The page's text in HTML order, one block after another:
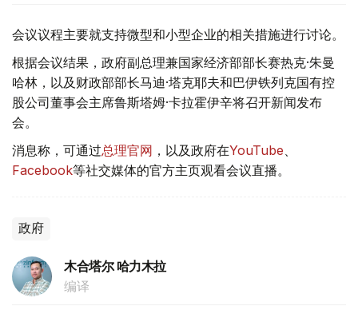
会议议程主要就支持微型和小型企业的相关措施进行讨论。
根据会议结果，政府副总理兼国家经济部部长赛热克·朱曼
哈林，以及财政部部长马迪·塔克耶夫和巴伊铁列克国有控
股公司董事会主席鲁斯塔姆·卡拉霍伊辛将召开新闻发布
会。
消息称，可通过总理官网 ，以及政府在YouTube、
Facebook等社交媒体的官方主页观看会议直播。
政府
木合塔尔 哈力木拉
编译